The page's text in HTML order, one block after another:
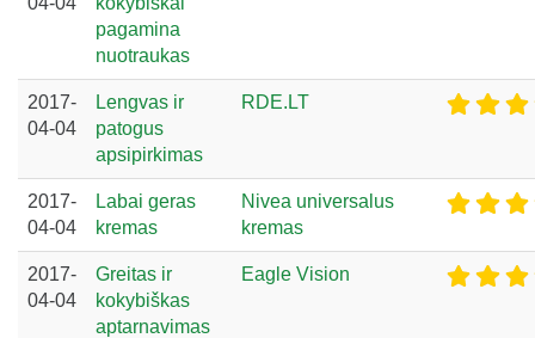
pagamina
nuotraukas
2017-
04-04
Lengvas ir
patogus
apsipirkimas
RDE.LT
2017-
04-04
Labai geras
kremas
Nivea universalus
kremas
2017-
04-04
Greitas ir
kokybiškas
aptarnavimas
Eagle Vision